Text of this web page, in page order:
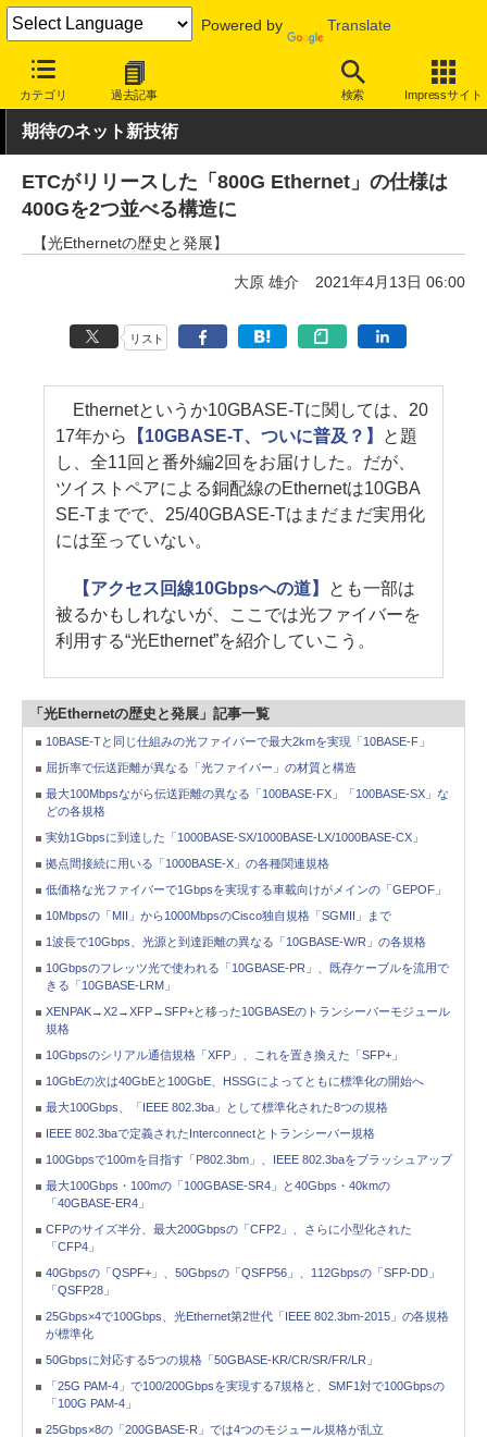
Powered by Translate
カテゴリ 過去記事 検索 Impressサイト
INTERNET Watch トピック 技術/規格
期待のネット新技術
ETCがリリースした「800G Ethernet」の仕様は
400Gを2つ並べる構造に
【光Ethernetの歴史と発展】
大原 雄介 2021年4月13日 06:00
リスト
Ethernetというか10GBASE-Tに関しては、20
17年から
【10GBASE-T、ついに普及？】
と題
し、全11回と番外編2回をお届けした。だが、
ツイストペアによる銅配線のEthernetは10GBA
SE-Tまでで、25/40GBASE-Tはまだまだ実用化
には至っていない。
【アクセス回線10Gbpsへの道】
とも一部は
被るかもしれないが、ここでは光ファイバーを
利用する“光Ethernet”を紹介していこう。
「光Ethernetの歴史と発展」記事一覧
10BASE-Tと同じ仕組みの光ファイバーで最大2kmを実現「10BASE-F」
屈折率で伝送距離が異なる「光ファイバー」の材質と構造
最大100Mbpsながら伝送距離の異なる「100BASE-FX」「100BASE-SX」な
どの各規格
実効1Gbpsに到達した「1000BASE-SX/1000BASE-LX/1000BASE-CX」
拠点間接続に用いる「1000BASE-X」の各種関連規格
低価格な光ファイバーで1Gbpsを実現する車載向けがメインの「GEPOF」
10Mbpsの「MII」から1000MbpsのCisco独自規格「SGMII」まで
1波長で10Gbps、光源と到達距離の異なる「10GBASE-W/R」の各規格
10Gbpsのフレッツ光で使われる「10GBASE-PR」、既存ケーブルを流用で
きる「10GBASE-LRM」
XENPAK→X2→XFP→SFP+と移った10GBASEのトランシーバーモジュール
規格
10Gbpsのシリアル通信規格「XFP」、これを置き換えた「SFP+」
10GbEの次は40GbEと100GbE、HSSGによってともに標準化の開始へ
最大100Gbps、「IEEE 802.3ba」として標準化された8つの規格
IEEE 802.3baで定義されたInterconnectとトランシーバー規格
100Gbpsで100mを目指す「P802.3bm」、IEEE 802.3baをブラッシュアップ
最大100Gbps・100mの「100GBASE-SR4」と40Gbps・40kmの
「40GBASE-ER4」
CFPのサイズ半分、最大200Gbpsの「CFP2」、さらに小型化された
「CFP4」
40Gbpsの「QSPF+」、50Gbpsの「QSFP56」、112Gbpsの「SFP-DD」
「QSFP28」
25Gbps×4で100Gbps、光Ethernet第2世代「IEEE 802.3bm-2015」の各規格
が標準化
50Gbpsに対応する5つの規格「50GBASE-KR/CR/SR/FR/LR」
「25G PAM-4」で100/200Gbpsを実現する7規格と、SMF1対で100Gbpsの
「100G PAM-4」
25Gbps×8の「200GBASE-R」では4つのモジュール規格が乱立